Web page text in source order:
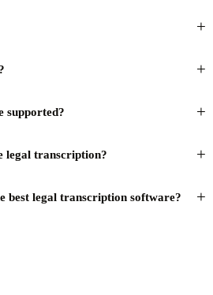
+
+
supported? +
legal transcription? +
best legal transcription software? +